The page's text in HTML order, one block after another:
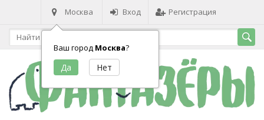
Москва
Ваш город Москва?
Вход Регистрация